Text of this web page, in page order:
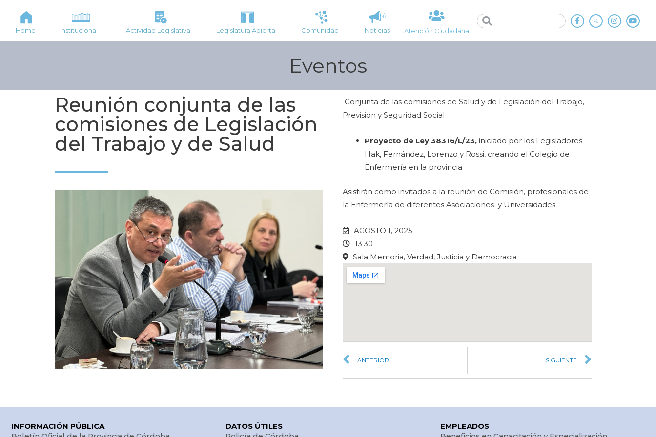
Home Institucional Actividad Legislativa Legislatura Abierta Comunidad Noticias Atención Ciudadana
Eventos
Reunión conjunta de las
comisiones de Legislación
del Trabajo y de Salud
Conjunta de las comisiones de Salud y de Legislación del Trabajo,
Previsión y Seguridad Social
Proyecto de Ley 38316/L/23, iniciado por los Legisladores
Hak, Fernández, Lorenzo y Rossi, creando el Colegio de
Enfermería en la provincia.
Asistirán como invitados a la reunión de Comisión, profesionales de
la Enfermería de diferentes Asociaciones y Universidades.
AGOSTO 1, 2025
13:30
Sala Memoria, Verdad, Justicia y Democracia
ANTERIOR SIGUIENTE
INFORMACIÓN PÚBLICA
DATOS ÚTILES
EMPLEADOS